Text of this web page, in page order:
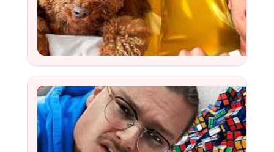
YouTube Video
Watch
J’ai Testé mes LIMITES en Réalisant 10 Tâches